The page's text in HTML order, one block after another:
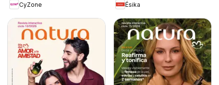
CyZone
Ésika